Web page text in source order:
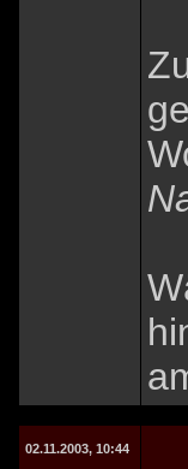
02.11.2003, 10:44